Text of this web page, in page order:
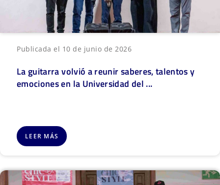
Publicada el 10 de junio de 2026
La guitarra volvió a reunir saberes, talentos y
emociones en la Universidad del ...
LEER MÁS